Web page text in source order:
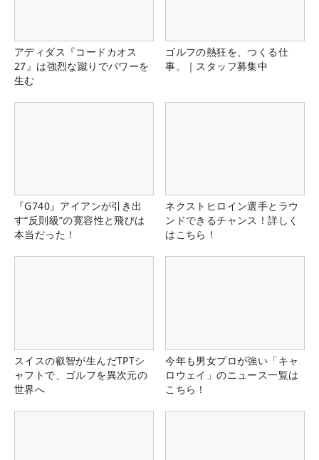
アディダス『コードカオス
27』は強烈な蹴りでパワーを
生む
ゴルフの熱狂を、つくる仕
事。｜スタッフ募集中
『G740』アイアンが引き出
す“反則級”の寛容性と飛びは
本当だった！
ネクストヒロイン選手とラウ
ンドできるチャンス！詳しく
はこちら！
スイスの叡智が生んだTPTシ
ャフトで、ゴルフを異次元の
世界へ
今年も男女プロが強い「キャ
ロウェイ」のニュース一覧は
こちら！